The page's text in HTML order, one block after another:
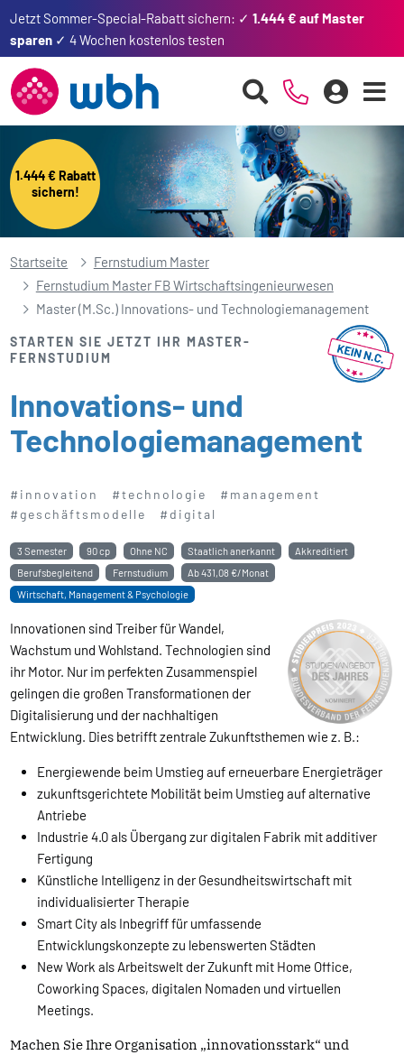
Jetzt Sommer-Special-Rabatt sichern: ✓1.444 € auf Master
sparen ✓ 4 Wochen kostenlos testen
1.444 € Rabatt
sichern!
Startseite
Fernstudium Master
Fernstudium Master FB Wirtschaftsingenieurwesen
Master (M.Sc.) Innovations- und Technologiemanagement
STARTEN SIE JETZT IHR MASTER-
FERNSTUDIUM
Innovations- und
Technologie­management
#innovation #technologie
#management
#geschäftsmodelle
#digital
3 Semester 90 cp Ohne NC Staatlich anerkannt
Akkreditiert
Berufsbegleitend
Fernstudium Ab431,08 €/Monat
Wirtschaft, Management & Psychologie
Innovationen sind Treiber für Wandel,
Wachstum und Wohlstand. Technologien sind
ihr Motor. Nur im perfekten Zusammenspiel
gelingen die großen Transformationen der
Digitalisierung und der nachhaltigen
Entwicklung. Dies betrifft zentrale Zukunftsthemen wie z. B.:
Energiewende beim Umstieg auf erneuerbare Energieträger
zukunftsgerichtete Mobilität beim Umstieg auf alternative
Antriebe
Industrie 4.0 als Übergang zur digitalen Fabrik mit additiver
Fertigung
Künstliche Intelligenz in der Gesundheitswirtschaft mit
individualisierter Therapie
Smart City als Inbegriff für umfassende
Entwicklungskonzepte zu lebenswerten Städten
New Work als Arbeitswelt der Zukunft mit Home Office,
Coworking Spaces, digitalen Nomaden und virtuellen
Meetings.
Machen Sie Ihre Organisation „innovationsstark“ und